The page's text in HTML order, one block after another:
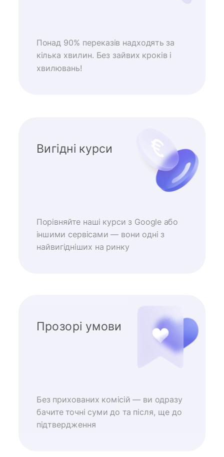
Понад 90% переказів надходять за
кілька хвилин. Без зайвих кроків і
хвилювань!
Вигідні курси
Порівняйте наші курси з Google або
іншими сервісами — вони одні з
найвигідніших на ринку
Прозорі умови
Без прихованих комісій — ви одразу
бачите точні суми до та після, ще до
підтвердження